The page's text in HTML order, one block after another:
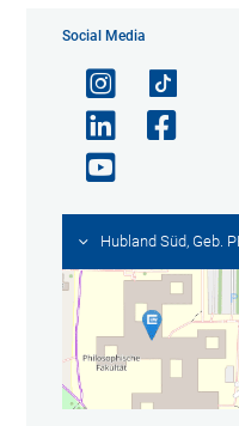
Social Media
Hubland Süd, Geb.